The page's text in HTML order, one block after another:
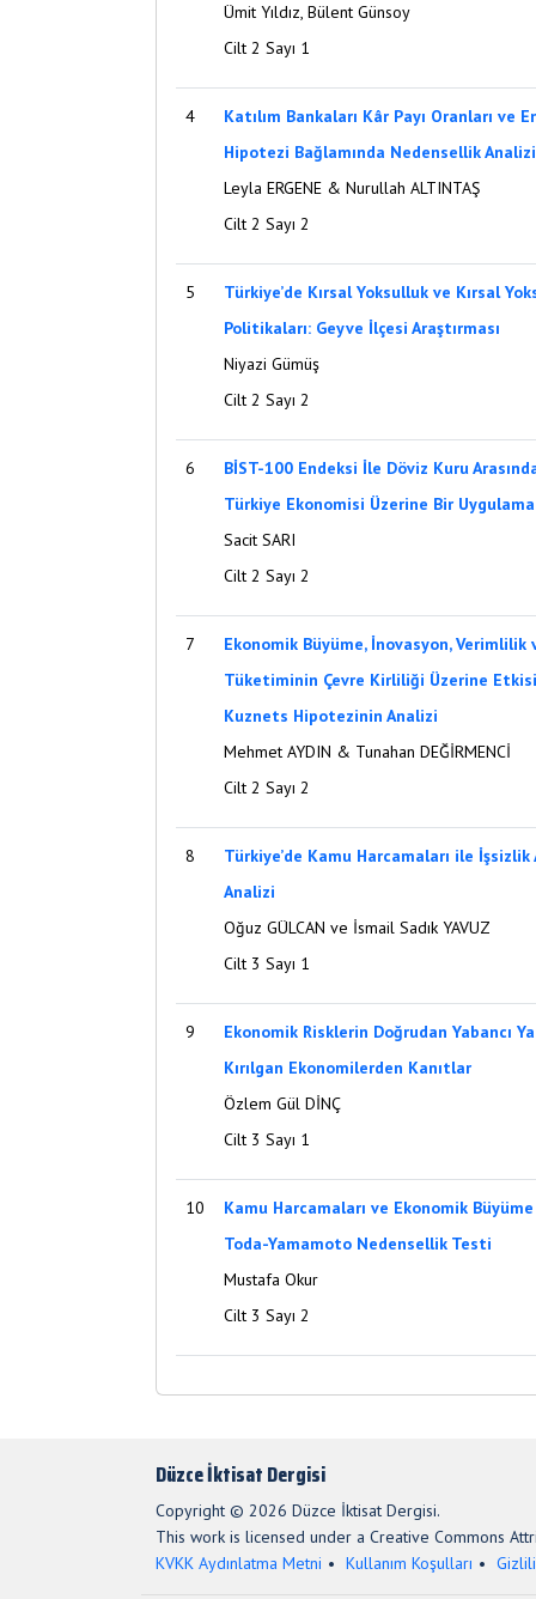
Ümit Yıldız, Bülent Günsoy
Cilt 2 Sayı 1
4
Katılım Bankaları Kâr Payı Oranları ve
Hipotezi Bağlamında Nedensellik Analizi
Leyla ERGENE & Nurullah ALTINTAŞ
Cilt 2 Sayı 2
5
Türkiye’de Kırsal Yoksulluk ve Kırsal
Politikaları: Geyve İlçesi Araştırması
Niyazi Gümüş
Cilt 2 Sayı 2
6
BİST-100 Endeksi İle Döviz Kuru
Türkiye Ekonomisi Üzerine Bir Uygulama
Sacit SARI
Cilt 2 Sayı 2
7
Ekonomik Büyüme, İnovasyon,
Tüketiminin Çevre Kirliliği Üzerine
Kuznets Hipotezinin Analizi
Mehmet AYDIN & Tunahan DEĞİRMENCİ
Cilt 2 Sayı 2
8
Türkiye’de Kamu Harcamaları ile
Analizi
Oğuz GÜLCAN ve İsmail Sadık YAVUZ
Cilt 3 Sayı 1
9
Ekonomik Risklerin Doğrudan Yabancı
Kırılgan Ekonomilerden Kanıtlar
Özlem Gül DİNÇ
Cilt 3 Sayı 1
10
Kamu Harcamaları ve Ekonomik
Toda-Yamamoto Nedensellik Testi
Mustafa Okur
Cilt 3 Sayı 2
Düzce İktisat Dergisi
Copyright © 2026 Düzce İktisat Dergisi.
This work is licensed under a Creative Commons
KVKK Aydınlatma Metni
Kullanım Koşulları